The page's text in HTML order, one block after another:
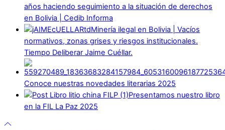
años haciendo seguimiento a la situación de derechos
en Bolivia | Cedib Informa
Minería ilegal en Bolivia | Vacíos
normativos, zonas grises y riesgos institucionales.
Tiempo Deliberar Jaime Cuéllar.
Conoce nuestras novedades literarias 2025
Presentamos nuestro libro
en la FIL La Paz 2025